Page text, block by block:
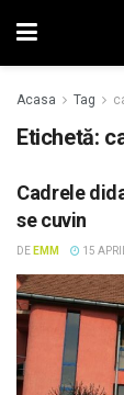
Acasa Tag
Etichetă:
Cadrele
se cuvin
DE EMM 15